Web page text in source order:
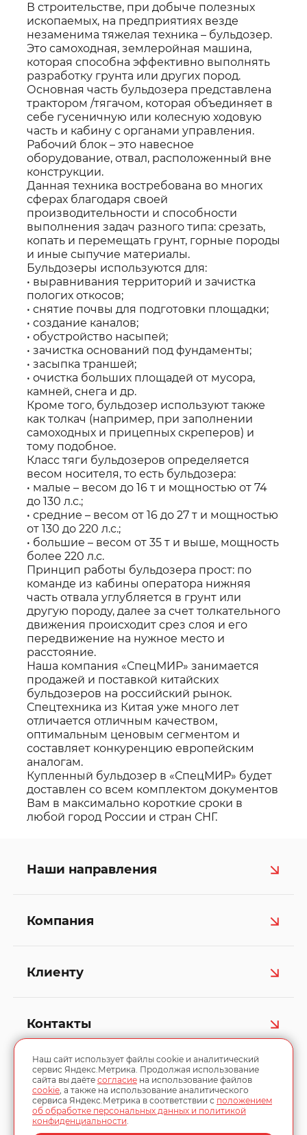
В строительстве, при добыче полезных
ископаемых, на предприятиях везде
незаменима тяжелая техника – бульдозер.
Это самоходная, землеройная машина,
которая способна эффективно выполнять
разработку грунта или других пород.
Основная часть бульдозера представлена
трактором /тягачом, которая объединяет в
себе гусеничную или колесную ходовую
часть и кабину с органами управления.
Рабочий блок – это навесное
оборудование, отвал, расположенный вне
конструкции.
Данная техника востребована во многих
сферах благодаря своей
производительности и способности
выполнения задач разного типа: срезать,
копать и перемещать грунт, горные породы
и иные сыпучие материалы.
Бульдозеры используются для:
• выравнивания территорий и зачистка
пологих откосов;
• снятие почвы для подготовки площадки;
• создание каналов;
• обустройство насыпей;
• зачистка оснований под фундаменты;
• засыпка траншей;
• очистка больших площадей от мусора,
камней, снега и др.
Кроме того, бульдозер используют также
как толкач (например, при заполнении
самоходных и прицепных скреперов) и
тому подобное.
Класс тяги бульдозеров определяется
весом носителя, то есть бульдозера:
• малые – весом до 16 т и мощностью от 74
до 130 л.с.;
• средние – весом от 16 до 27 т и мощностью
от 130 до 220 л.с.;
• большие – весом от 35 т и выше, мощность
более 220 л.с.
Принцип работы бульдозера прост: по
команде из кабины оператора нижняя
часть отвала углубляется в грунт или
другую породу, далее за счет толкательного
движения происходит срез слоя и его
передвижение на нужное место и
расстояние.
Наша компания «СпецМИР» занимается
продажей и поставкой китайских
бульдозеров на российский рынок.
Спецтехника из Китая уже много лет
отличается отличным качеством,
оптимальным ценовым сегментом и
составляет конкуренцию европейским
аналогам.
Купленный бульдозер в «СпецМИР» будет
доставлен со всем комплектом документов
Вам в максимально короткие сроки в
любой город России и стран СНГ.
Наши направления
Компания
Клиенту
Контакты
Наш сайт использует файлы cookie и аналитический
сервис Яндекс.Метрика. Продолжая использование
сайта вы даёте согласие на использование файлов
cookie, а также на использование аналитического
сервиса Яндекс.Метрика в соответствии с положением
об обработке персональных данных и политикой
конфиденциальности.